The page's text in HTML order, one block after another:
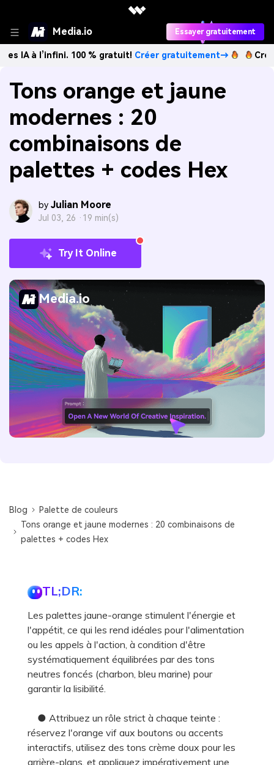
Media.io Essayer gratuitement
100 % gratuit!Créer gratuitement→ Créez des
Tons orange et jaune
modernes : 20
combinaisons de
palettes + codes Hex
by Julian Moore
Jul 03, 26 · 19 min(s)
Try It Online
Media.io
Blog
Palette de couleurs
Tons orange et jaune modernes : 20 combinaisons de
palettes + codes Hex
TL;DR:
Les palettes jaune-orange stimulent l'énergie et
l'appétit, ce qui les rend idéales pour l'alimentation
ou les appels à l'action, à condition d'être
systématiquement équilibrées par des tons
neutres foncés (charbon, bleu marine) pour
garantir la lisibilité.
● Attribuez un rôle strict à chaque teinte :
réservez l'orange vif aux boutons ou accents
interactifs, utilisez des tons crème doux pour les
arrière-plans, et appliquez impérativement une